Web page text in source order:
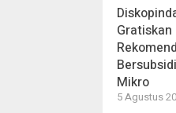
Gratiskan
Mikro
5 Agustus